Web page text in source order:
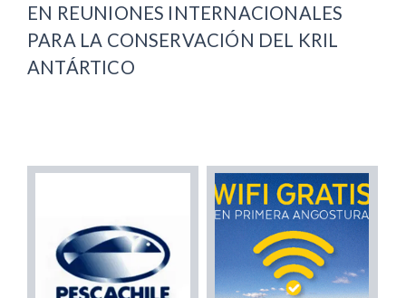
EN REUNIONES INTERNACIONALES
PARA LA CONSERVACIÓN DEL KRIL
ANTÁRTICO